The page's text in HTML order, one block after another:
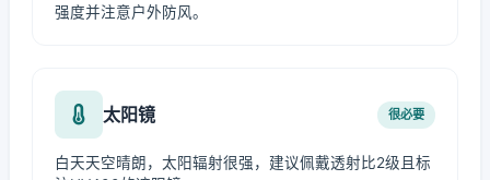
强度并注意户外防风。
太阳镜 很必要
白天天空晴朗，太阳辐射很强，建议佩戴透射比2级且标